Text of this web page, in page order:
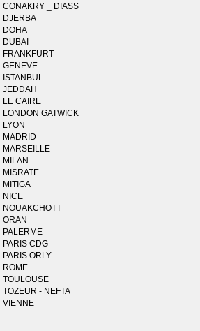
CONAKRY _ DIASS
DJERBA
DOHA
DUBAI
FRANKFURT
GENEVE
ISTANBUL
JEDDAH
LE CAIRE
LONDON GATWICK
LYON
MADRID
MARSEILLE
MILAN
MISRATE
MITIGA
NICE
NOUAKCHOTT
ORAN
PALERME
PARIS CDG
PARIS ORLY
ROME
TOULOUSE
TOZEUR - NEFTA
VIENNE